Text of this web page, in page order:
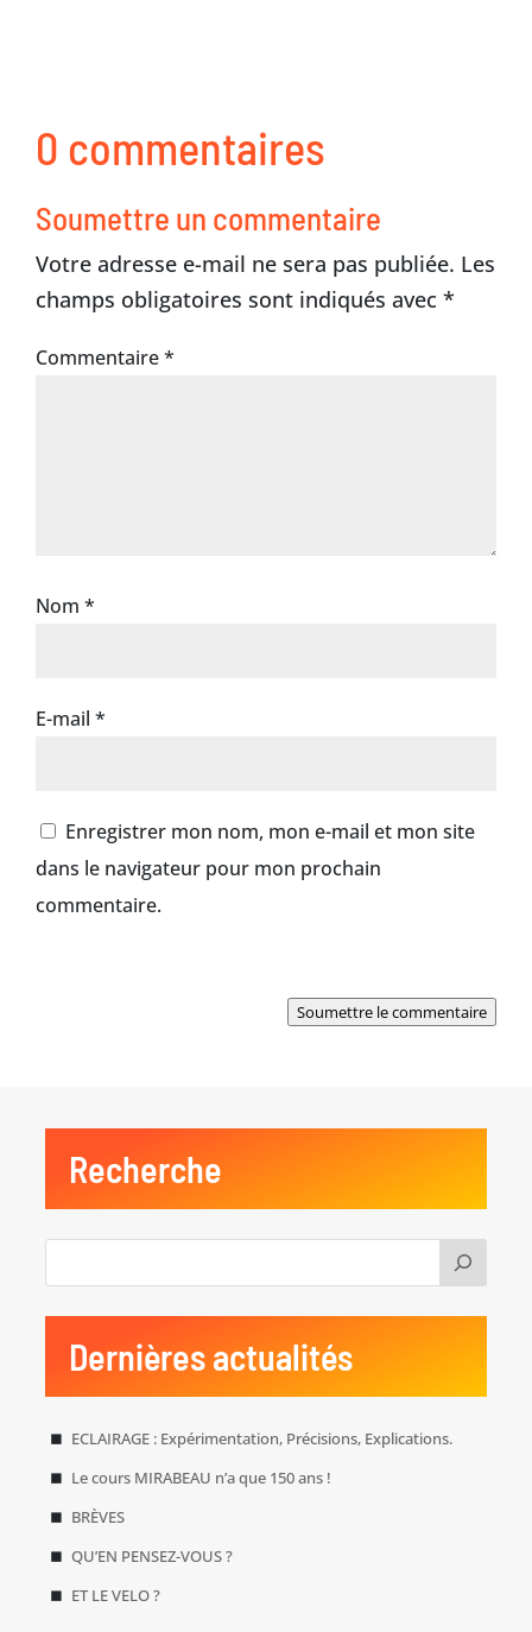
0 commentaires
Soumettre un commentaire
Votre adresse e-mail ne sera pas publiée. Les
champs obligatoires sont indiqués avec *
Commentaire*
Nom *
E-mail *
Enregistrer mon nom, mon e-mail et mon site
dans le navigateur pour mon prochain
commentaire.
Soumettre le commentaire
Recherche
Dernières actualités
ECLAIRAGE : Expérimentation, Précisions, Explications.
Le cours MIRABEAU n’a que 150 ans !
BRÈVES
QU’EN PENSEZ-VOUS ?
ET LE VELO ?